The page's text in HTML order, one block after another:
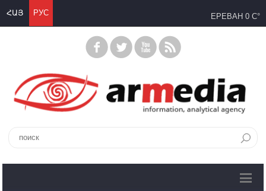
ՀԱՅ РУС ЕРЕВАН 0 C°